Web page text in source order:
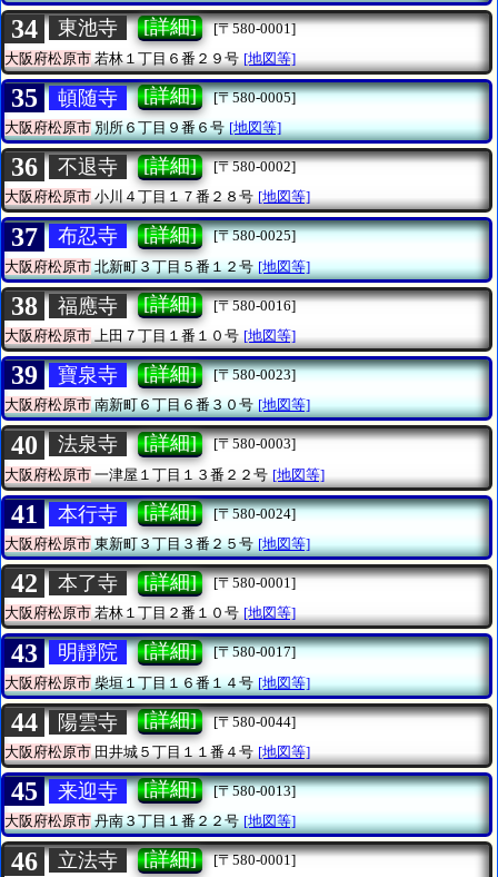
34 東池寺 [詳細]
[〒580-0001]
大阪府松原市 若林１丁目６番２９号 [地図等]
35 頓随寺 [詳細]
[〒580-0005]
大阪府松原市別所６丁目９番６号 [地図等]
36 不退寺 [詳細]
[〒580-0002]
大阪府松原市小川４丁目１７番２８号 [地図等]
37 布忍寺 [詳細]
[〒580-0025]
大阪府松原市北新町３丁目５番１２号 [地図等]
38 福應寺 [詳細]
[〒580-0016]
大阪府松原市上田７丁目１番１０号 [地図等]
39 寶泉寺 [詳細]
[〒580-0023]
大阪府松原市南新町６丁目６番３０号 [地図等]
40 法泉寺 [詳細]
[〒580-0003]
大阪府松原市 一津屋１丁目１３番２２号 [地図等]
41 本行寺 [詳細]
[〒580-0024]
大阪府松原市東新町３丁目３番２５号 [地図等]
42 本了寺 [詳細]
[〒580-0001]
大阪府松原市若林１丁目２番１０号 [地図等]
43 明靜院 [詳細]
[〒580-0017]
大阪府松原市柴垣１丁目１６番１４号 [地図等]
44 陽雲寺 [詳細]
[〒580-0044]
大阪府松原市田井城５丁目１１番４号 [地図等]
45 来迎寺 [詳細]
[〒580-0013]
大阪府松原市丹南３丁目１番２２号 [地図等]
46 立法寺 [詳細]
[〒580-0001]